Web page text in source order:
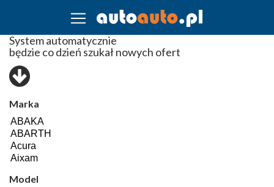
System automatycznie
będzie co dzień szukał nowych ofert
Marka
Model